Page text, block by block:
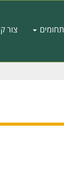
תחומים צור